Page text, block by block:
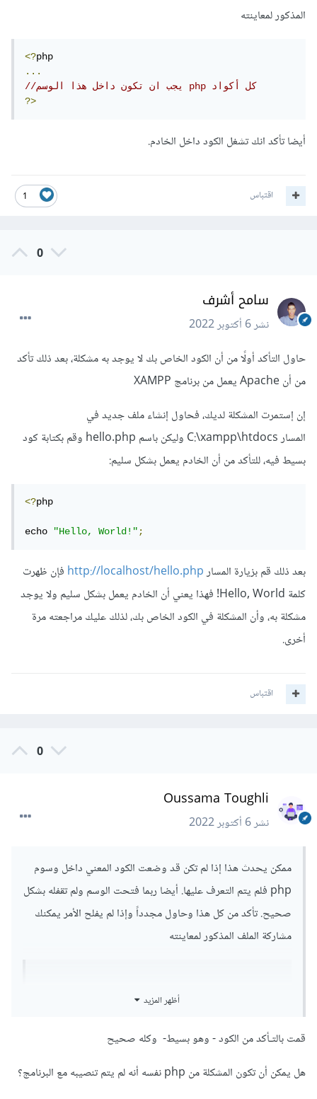
المذكور لمعاينته
<?
...
//يجب ان تكون داخل هذا الوسم php كل أكواد
?>
أيضا تأكد انك تشغل الكود داخل الخادم.
1 اقتباس
0
سامح أشرف
نشر6 أكتوبر 2022
حاول التأكد أولًا من أن الكود الخاص بك لا يوجد به مشكلة، بعد ذلك تأكد
من أن Apache يعمل من برنامج XAMPP
إن إستمرت المشكلة لديك، فحاول إنشاء ملف جديد في
المسار C:\xampp\htdocs وليكن باسم hello.php وقم بكتابة كود
بسيط فيه، للتأكد من أن الخادم يعمل بشكل سليم:
<?php
echo "Hello, World!";
بعد ذلك قم بزيارة المسارhttp://localhost/hello.phpفإن ظهرت
كلمة Hello, World! فهذا يعني أن الخادم يعمل بشكل سليم ولا يوجد
مشكلة به، وأن المشكلة في الكود الخاص بك، لذلك عليك مراجعته مرة
أخرى.
اقتباس
0
Oussama Toughli
نشر6 أكتوبر 2022
ممكن يحدث هذا إذا لم تكن قد وضعت الكود المعني داخل وسوم
php فلم يتم التعرف عليها. أيضا ربما فتحت الوسم ولم تقفله بشكل
صحيح. تأكد من كل هذا وحاول مجدداً وإذا لم يفلح الأمر يمكنك
مشاركة الملف المذكور لمعاينته
أيضا تأكد انك تشغل الكود داخل الخادم.
أظهر المزيد
قمت بالتـأكد من الكود - وهو بسيط- وكله صحيح
هل يمكن أن تكون المشكلة من php نفسه أنه لم يتم تنصيبه مع البرنامج؟